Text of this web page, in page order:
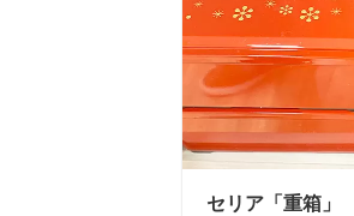
セリア「重箱」